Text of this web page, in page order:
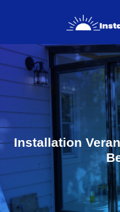
Installation